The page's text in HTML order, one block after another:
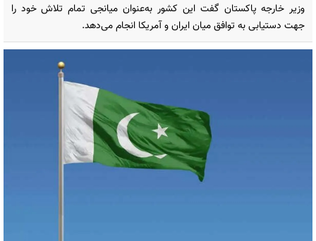
وزیر خارجه پاکستان گفت این کشور به‌عنوان میانجی تمام تلاش خود را
جهت دستیابی به توافق میان ایران و آمریکا انجام می‌دهد.